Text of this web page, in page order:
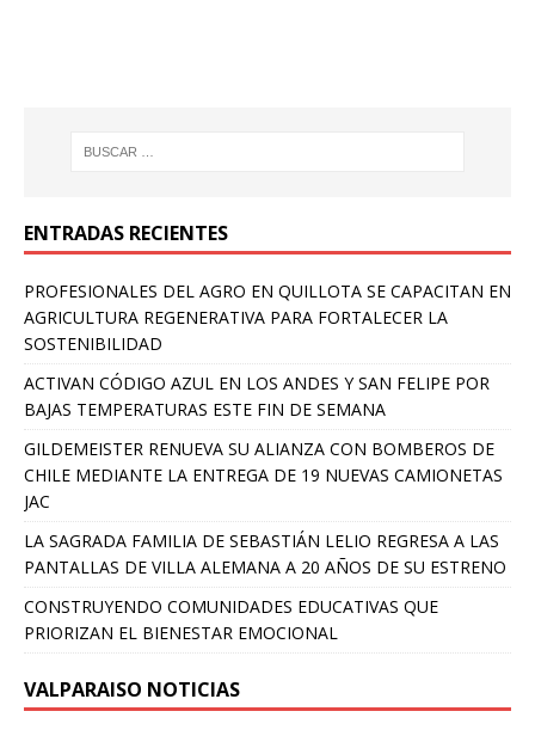
ENTRADAS RECIENTES
PROFESIONALES DEL AGRO EN QUILLOTA SE CAPACITAN EN
AGRICULTURA REGENERATIVA PARA FORTALECER LA
SOSTENIBILIDAD
ACTIVAN CÓDIGO AZUL EN LOS ANDES Y SAN FELIPE POR
BAJAS TEMPERATURAS ESTE FIN DE SEMANA
GILDEMEISTER RENUEVA SU ALIANZA CON BOMBEROS DE
CHILE MEDIANTE LA ENTREGA DE 19 NUEVAS CAMIONETAS
JAC
LA SAGRADA FAMILIA DE SEBASTIÁN LELIO REGRESA A LAS
PANTALLAS DE VILLA ALEMANA A 20 AÑOS DE SU ESTRENO
CONSTRUYENDO COMUNIDADES EDUCATIVAS QUE
PRIORIZAN EL BIENESTAR EMOCIONAL
VALPARAISO NOTICIAS